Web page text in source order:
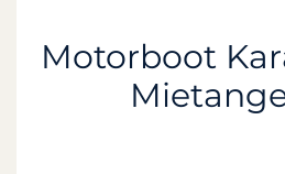
Motorboot